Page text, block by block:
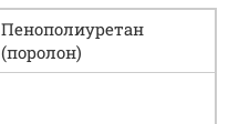
Пенополиуретан
(поролон)